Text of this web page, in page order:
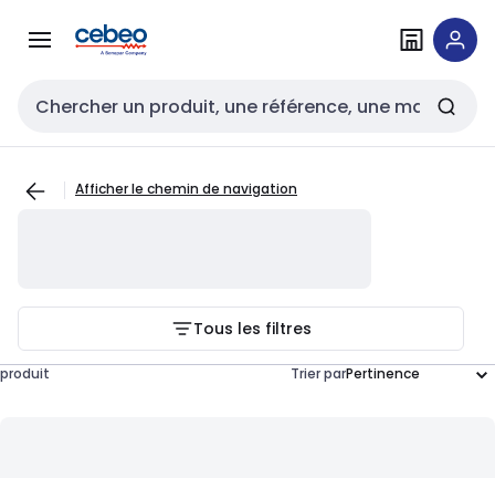
navigationau
Entrée de recherche
Afficher le chemin de navigation
Tous les filtres
produit Trier par